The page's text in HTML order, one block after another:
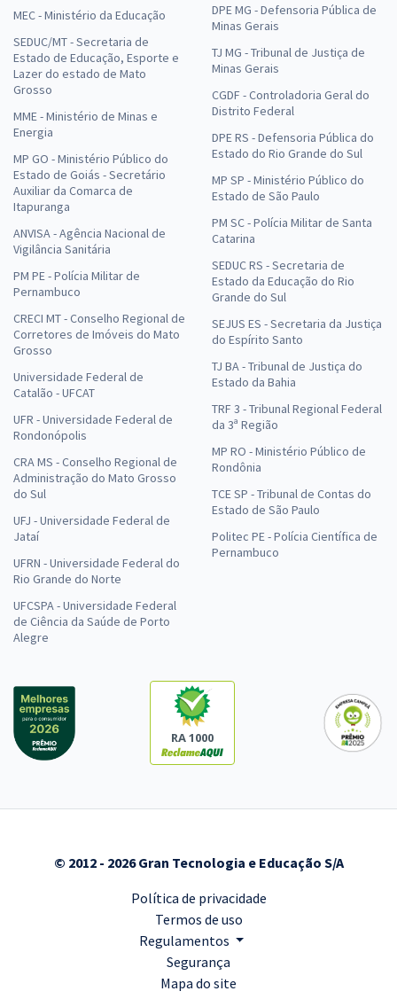
MEC - Ministério da Educação
SEDUC/MT - Secretaria de
Estado de Educação, Esporte e
Lazer do estado de Mato
Grosso
MME - Ministério de Minas e
Energia
MP GO - Ministério Público do
Estado de Goiás - Secretário
Auxiliar da Comarca de
Itapuranga
ANVISA - Agência Nacional de
Vigilância Sanitária
PM PE - Polícia Militar de
Pernambuco
CRECI MT - Conselho Regional de
Corretores de Imóveis do Mato
Grosso
Universidade Federal de
Catalão - UFCAT
UFR - Universidade Federal de
Rondonópolis
CRA MS - Conselho Regional de
Administração do Mato Grosso
do Sul
UFJ - Universidade Federal de
Jataí
UFRN - Universidade Federal do
Rio Grande do Norte
UFCSPA - Universidade Federal
de Ciência da Saúde de Porto
Alegre
DPE MG - Defensoria Pública de
Minas Gerais
TJ MG - Tribunal de Justiça de
Minas Gerais
CGDF - Controladoria Geral do
Distrito Federal
DPE RS - Defensoria Pública do
Estado do Rio Grande do Sul
MP SP - Ministério Público do
Estado de São Paulo
PM SC - Polícia Militar de Santa
Catarina
SEDUC RS - Secretaria de
Estado da Educação do Rio
Grande do Sul
SEJUS ES - Secretaria da Justiça
do Espírito Santo
TJ BA - Tribunal de Justiça do
Estado da Bahia
TRF 3 - Tribunal Regional Federal
da 3ª Região
MP RO - Ministério Público de
Rondônia
TCE SP - Tribunal de Contas do
Estado de São Paulo
Politec PE - Polícia Científica de
Pernambuco
RA 1000
© 2012 - 2026 Gran Tecnologia e Educação S/A
Política de privacidade
Termos de uso
Regulamentos
Segurança
Mapa do site